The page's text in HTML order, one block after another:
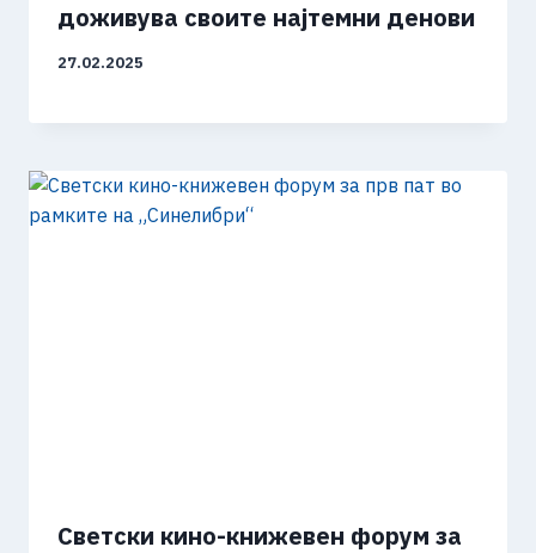
доживува своите најтемни денови
27.02.2025
Светски кино-книжевен форум за